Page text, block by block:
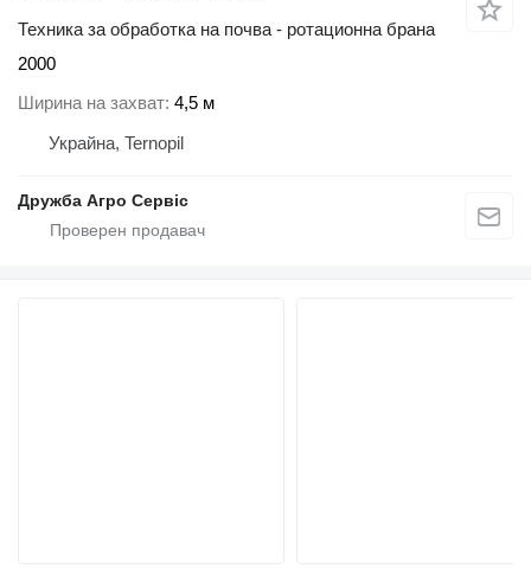
Техника за обработка на почва - ротационна брана
2000
Ширина на захват 4,5 м
Украйна, Ternopil
Дружба Агро Сервіс